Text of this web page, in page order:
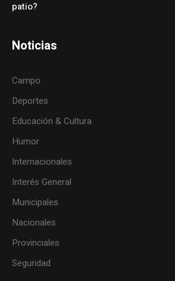
patio?
Noticias
Campo
Deportes
Educación & Cultura
Humor
Internacionales
Interés General
Municipales
Nacionales
Provinciales
Seguridad